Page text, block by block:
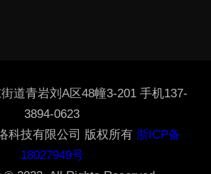
道青岩刘A区48幢3-201 手机137-
3894-0623
科技有限公司 版权所有 浙ICP备
18027949号